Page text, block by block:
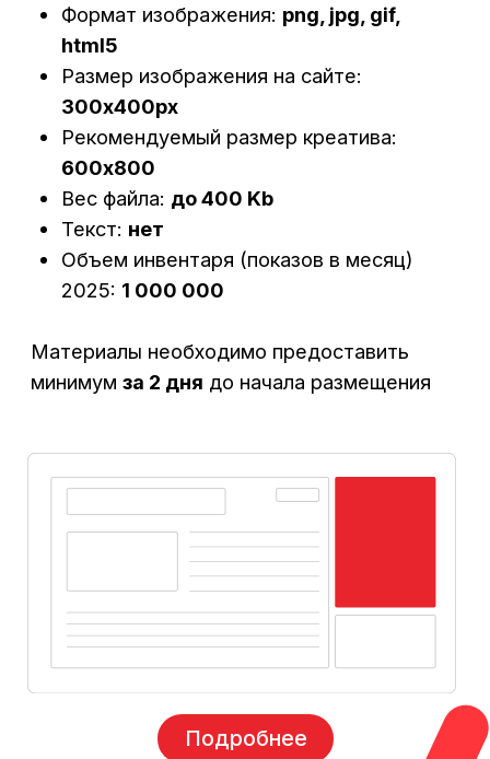
Рекомендуемый размер креатива:
600х1200
Текст:нет
Объем инвентаря (показов в месяц)
2025:
Материалы необходимо предоставить
минимумза 2 днядо начала размещения